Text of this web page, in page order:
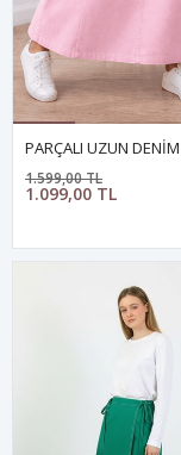
1.099,00 TL
1.599,00 TL